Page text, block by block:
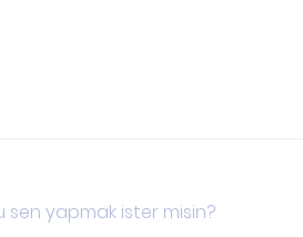
sen yapmak ister misin?